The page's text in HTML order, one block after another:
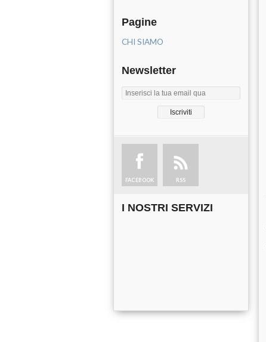
Pagine
CHI SIAMO
Newsletter
FACEBOOK RSS
I NOSTRI SERVIZI